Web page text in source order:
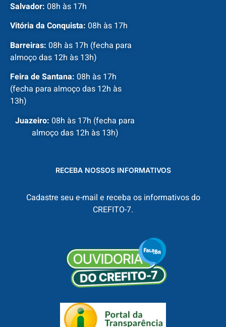
Salvador: 08h às 17h
Vitória da Conquista: 08h às 17h
Barreiras: 08h às 17h (fecha para
almoço das 12h às 13h)
Feira de Santana: 08h às 17h
(fecha para almoço das 12h às
13h)
Juazeiro: 08h às 17h (fecha para
almoço das 12h às 13h)
RECEBA NOSSOS INFORMATIVOS
Cadastre seu e-mail e receba os informativos do
CREFITO-7.